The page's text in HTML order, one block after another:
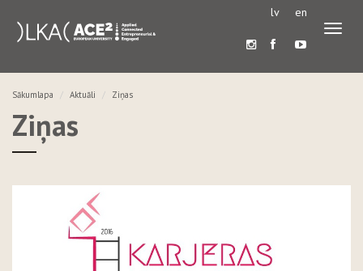
lv en
Sākumlapa Aktuāli Ziņas
Ziņas